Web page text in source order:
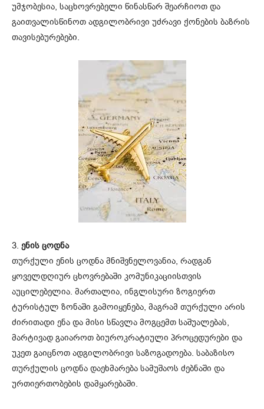
უმჯობესია, საცხოვრებელი წინასწარ შეარჩიოთ და
გაითვალისწინოთ ადგილობრივი უძრავი ქონების ბაზრის
თავისებურებები.
3. ენის ცოდნა
თურქული ენის ცოდნა მნიშვნელოვანია, რადგან
ყოველდღიურ ცხოვრებაში კომუნიკაციისთვის
აუცილებელია. მართალია, ინგლისური ზოგიერთ
ტურისტულ ზონაში გამოიყენება, მაგრამ თურქული არის
ძირითადი ენა და მისი სწავლა მოგცემთ საშუალებას,
მარტივად გაიაროთ ბიუროკრატიული პროცედურები და
უკეთ გაიცნოთ ადგილობრივი საზოგადოება. საბაზისო
თურქულის ცოდნა დაეხმარება სამუშაოს ძებნაში და
ურთიერთობების დამყარებაში.